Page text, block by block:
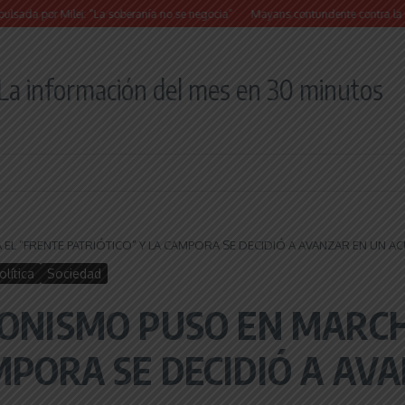
Milei: “La soberanía no se negocia” Mayans contundente contra la reforma a
información del mes en 30 minutos
“FRENTE PATRIÓTICO” Y LA CAMPORA SE DECIDIÓ A AVANZAR EN UN
Sociedad
PUSO EN
SE DECIDIÓ A